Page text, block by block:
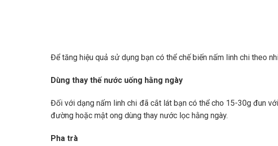
Để tăng hiệu quả sử dụng bạn có thể chế biến nấm linh chi theo
Dùng thay thế nước uống hằng ngày
Đối với dạng nấm linh chi đã cắt lát bạn có thể cho 15-30g đun
đường hoặc mật ong dùng thay nước lọc hằng ngày.
Pha trà